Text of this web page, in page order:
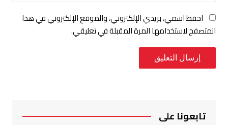
احفظ اسمي، بريدي الإلكتروني، والموقع الإلكتروني في هذا
المتصفح لاستخدامها المرة المقبلة في تعليقي.
تابعونا على